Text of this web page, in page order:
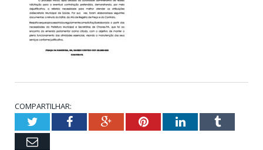
COMPARTILHAR:
TwitterFacebookGoogle+PinterestLinkedInTumblr
Email